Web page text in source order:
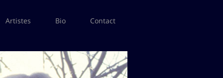
Artistes Bio Contact